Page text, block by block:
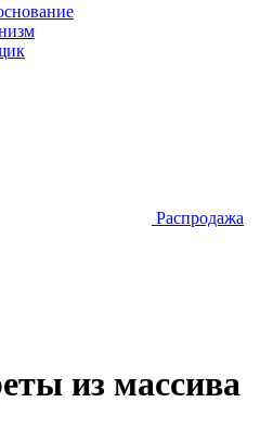
Распродажа
из массива